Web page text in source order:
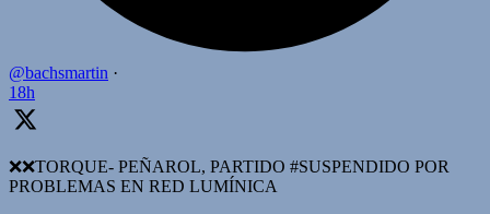
@bachsmartin ·
18h
❌️❌TORQUE- PEÑAROL, PARTIDO #SUSPENDIDO POR
PROBLEMAS EN RED LUMÍNICA